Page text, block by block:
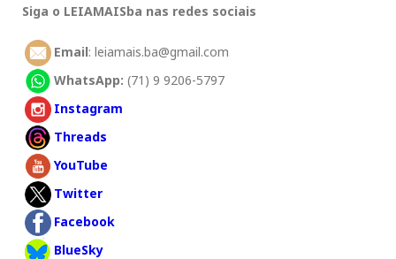
Siga o LEIAMAISba nas redes sociais
Email: leiamais.ba@gmail.com
WhatsApp: (71) 9 9206-5797
Instagram
Threads
YouTube
Twitter
Facebook
BlueSky